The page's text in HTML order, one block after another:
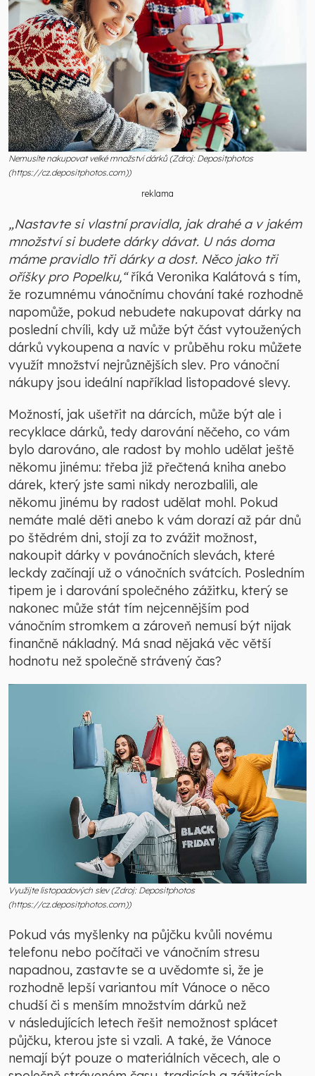
Nemusíte nakupovat velké množství dárků (Zdroj: Depositphotos
(https://cz.depositphotos.com))
reklama
„Nastavte si vlastní pravidla, jak drahé a v jakém
množství si budete dárky dávat. U nás doma
máme pravidlo tři dárky a dost. Něco jako tři
oříšky pro Popelku,“říká Veronika Kalátová s tím,
že rozumnému vánočnímu chování také rozhodně
napomůže, pokud nebudete nakupovat dárky na
poslední chvíli, kdy už může být část vytoužených
dárků vykoupena a navíc v průběhu roku můžete
využít množství nejrůznějších slev. Pro vánoční
nákupy jsou ideální například listopadové slevy.
Možností, jak ušetřit na dárcích, může být ale i
recyklace dárků, tedy darování něčeho, co vám
bylo darováno, ale radost by mohlo udělat ještě
někomu jinému: třeba již přečtená kniha anebo
dárek, který jste sami nikdy nerozbalili, ale
někomu jinému by radost udělat mohl. Pokud
nemáte malé děti anebo k vám dorazí až pár dnů
po štědrém dni, stojí za to zvážit možnost,
nakoupit dárky v povánočních slevách, které
leckdy začínají už o vánočních svátcích. Posledním
tipem je i darování společného zážitku, který se
nakonec může stát tím nejcennějším pod
vánočním stromkem a zároveň nemusí být nijak
finančně nákladný. Má snad nějaká věc větší
hodnotu než společně strávený čas?
Využijte listopadových slev (Zdroj: Depositphotos
(https://cz.depositphotos.com))
Pokud vás myšlenky na půjčku kvůli novému
telefonu nebo počítači ve vánočním stresu
napadnou, zastavte se a uvědomte si, že je
rozhodně lepší variantou mít Vánoce o něco
chudší či s menším množstvím dárků než
v následujících letech řešit nemožnost splácet
půjčku, kterou jste si vzali. A také, že Vánoce
nemají být pouze o materiálních věcech, ale o